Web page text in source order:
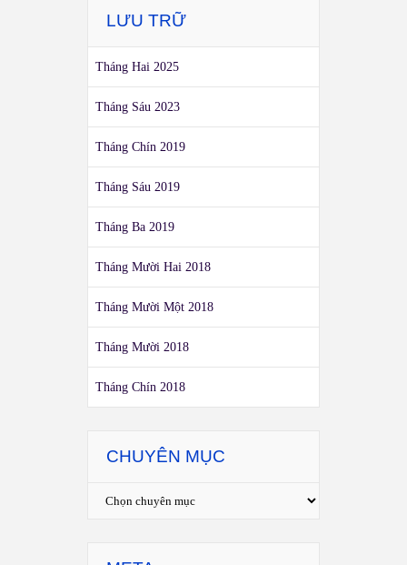
LƯU TRỮ
Tháng Hai 2025
Tháng Sáu 2023
Tháng Chín 2019
Tháng Sáu 2019
Tháng Ba 2019
Tháng Mười Hai 2018
Tháng Mười Một 2018
Tháng Mười 2018
Tháng Chín 2018
CHUYÊN MỤC